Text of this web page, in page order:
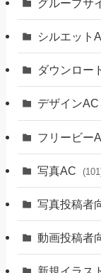
グループサ
シルエット
ダウンロー
デザインAC
フリービー
写真AC
写真投稿者
動画投稿者